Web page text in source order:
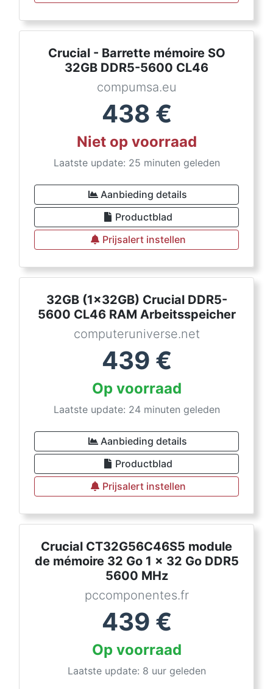
Crucial - Barrette mémoire SO
32GB DDR5-5600 CL46
compumsa.eu
438 €
Niet op voorraad
Laatste update: 25 minuten geleden
Aanbieding details
Productblad
Prijsalert instellen
32GB (1x32GB) Crucial DDR5-
5600 CL46 RAM Arbeitsspeicher
computeruniverse.net
439 €
Op voorraad
Laatste update: 24 minuten geleden
Aanbieding details
Productblad
Prijsalert instellen
Crucial CT32G56C46S5 module
de mémoire 32 Go 1 x 32 Go DDR5
5600 MHz
pccomponentes.fr
439 €
Op voorraad
Laatste update: 8 uur geleden